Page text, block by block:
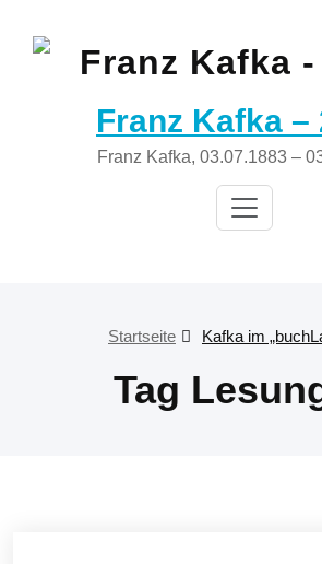
Inhalt
Franz Kafka –
Franz Kafka, 03.07.1883 –
Startseite Kafka im
Tag